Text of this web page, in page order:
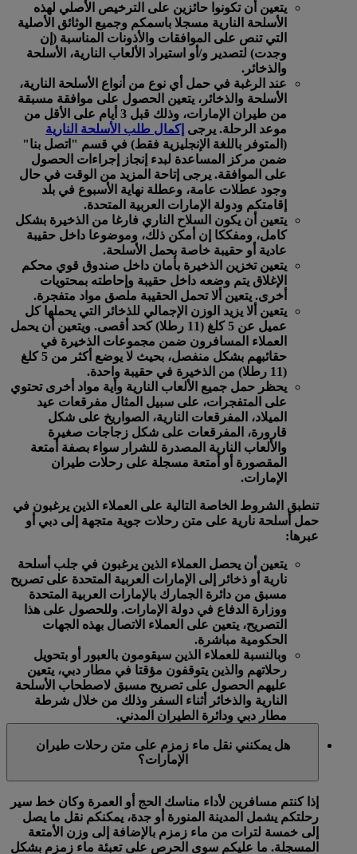
يتعين أن تكونوا حائزين على الترخيص الأصلي لهذه
الأسلحة النارية مسجلا باسمكم وجميع الوثائق الأصلية
التي تنص على الموافقات والأذونات المناسبة (إن
وجدت) لتصدير و/أو استيراد الألعاب النارية، الأسلحة
والذخائر.
عند الرغبة في حمل أي نوع من أنواع الأسلحة النارية،
الأسلحة والذخائر، يتعين الحصول على موافقة مسبقة
من طيران الإمارات، وذلك قبل 3 أيام على الأقل من
موعد الرحلة. يرجى إكمال طلب الأسلحة النارية
(المتوفر باللغة الإنجليزية فقط) في قسم "اتصل بنا"
ضمن مركز المساعدة لبدء إنجاز إجراءات الحصول
على الموافقة. يرجى إتاحة المزيد من الوقت في حال
وجود عطلات عامة، وعطلة نهاية الأسبوع في بلد
إقامتكم ودولة الإمارات العربية المتحدة.
يتعين أن يكون السلاح الناري فارغا من الذخيرة بشكل
كامل، ومفككا إن أمكن ذلك، وموضوعا داخل حقيبة
عادية أو حقيبة خاصة بحمل الأسلحة.
يتعين تخزين الذخيرة بأمان داخل صندوق قوي محكم
الإغلاق يتم وضعه داخل حقيبة وإحاطته بمحتويات
أخرى. يتعين ألا تحمل الحقيبة ملصق مواد متفجرة.
يتعين ألا يزيد الوزن الإجمالي للذخائر التي يحملها كل
عميل عن 5 كلغ (11 رطلا) كحد أقصى. ويتعين أن يحمل
العملاء المسافرون ضمن مجموعات الذخيرة في
حقائبهم بشكل منفصل، بحيث لا يوضع أكثر من 5 كلغ
(11 رطلا) من الذخيرة في حقيبة واحدة.
يحظر حمل جميع الألعاب النارية وأية مواد أخرى تحتوي
على المتفجرات، على سبيل المثال مفرقعات عيد
الميلاد، المفرقعات النارية، الصواريخ على شكل
قارورة، المفرقعات على شكل زجاجات صغيرة
والألعاب النارية المصدرة للشرار سواء بصفة أمتعة
المقصورة أو أمتعة مسجلة على رحلات طيران
الإمارات.
تنطبق الشروط الخاصة التالية على العملاء الذين يرغبون في
حمل أسلحة نارية على متن رحلات جوية متجهة إلى دبي أو
عبرها:
يتعين أن يحصل العملاء الذين يرغبون في جلب أسلحة
نارية أو ذخائر إلى الإمارات العربية المتحدة على تصريح
مسبق من دائرة الجمارك بالإمارات العربية المتحدة
ووزارة الدفاع في دولة الإمارات. وللحصول على هذا
التصريح، يتعين على العملاء الاتصال بهذه الجهات
الحكومية مباشرة.
وبالنسبة للعملاء الذين سيقومون بالعبور أو بتحويل
رحلاتهم والذين يتوقفون مؤقتا في مطار دبي، يتعين
عليهم الحصول على تصريح مسبق لاصطحاب الأسلحة
النارية والذخائر أثناء السفر وذلك من خلال شرطة
مطار دبي ودائرة الطيران المدني.
هل يمكنني نقل ماء زمزم على متن رحلات طيران
الإمارات؟
إذا كنتم مسافرين لأداء مناسك الحج أو العمرة وكان خط سير
رحلتكم يشمل المدينة المنورة أو جدة، يمكنكم نقل ما يصل
إلى خمسة لترات من ماء زمزم بالإضافة إلى وزن الأمتعة
المسجلة. ما عليكم سوى الحرص على تعبئة ماء زمزم بشكل